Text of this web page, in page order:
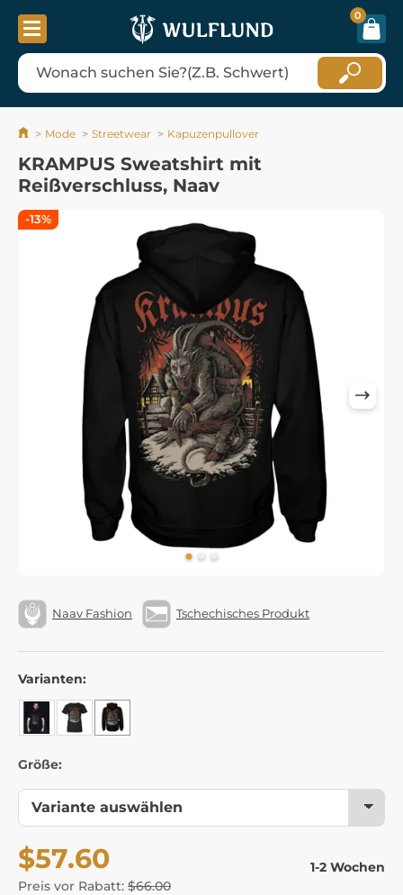
0
Mode Streetwear Kapuzenpullover
KRAMPUS Sweatshirt mit
Reißverschluss, Naav
Naav Fashion Tschechisches Produkt
Varianten:
Größe:
$57.60
Preis vor Rabatt: $66.00
1-2 Wochen
-13%